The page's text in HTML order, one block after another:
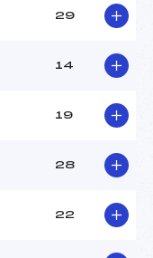
78.3100
29
14
19
28
22